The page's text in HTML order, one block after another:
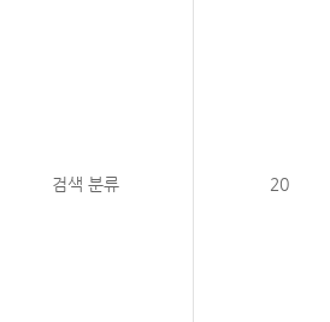
검색 분류 20